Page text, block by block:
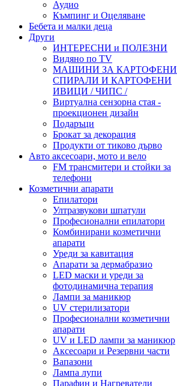
Аудио
Къмпинг и Оцеляване
Бебета и малки деца
Други
ИНТЕРЕСНИ и ПОЛЕЗНИ
Видяно по TV
МАШИНИ ЗА КАРТОФЕНИ
СПИРАЛИ И КАРТОФЕНИ
ИВИЦИ / ЧИПС /
Виртуална сензорна стая -
проекционен дизайн
Подаръци
Брокат за декорация
Продукти от тиково дърво
Авто аксесоари, мото и вело
FM трансмитери и стойки за
телефони
Козметични апарати
Епилатори
Ултразвукови шпатули
Професионални епилатори
Комбинирани козметични
апарати
Уреди за кавитация
Апарати за дермабразио
LED маски и уреди за
фотодинамична терапия
Лампи за маникюр
UV стерилизатори
Професионални козметични
апарати
UV и LED лампи за маникюр
Аксесоари и Резервни части
Вапазони
Лампа лупи
Парафин и Нагреватели